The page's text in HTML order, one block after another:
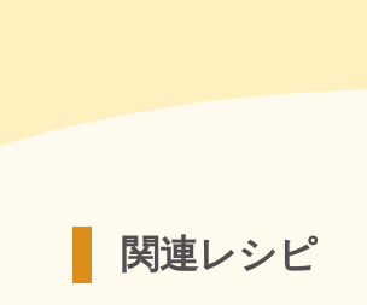
関連レシピ